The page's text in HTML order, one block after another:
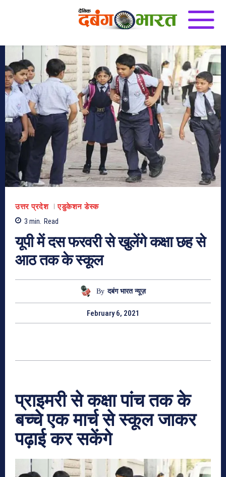
उत्तर प्रदेश
एडुकेशन डेस्क
3 min. Read
यूपी में दस फरवरी से खुलेंगे कक्षा छह से
आठ तक के स्कूल
By दबंग भारत न्यूज़
February 6, 2021
प्राइमरी से कक्षा पांच तक के
बच्चे एक मार्च से स्कूल जाकर
पढ़ाई कर सकेंगे